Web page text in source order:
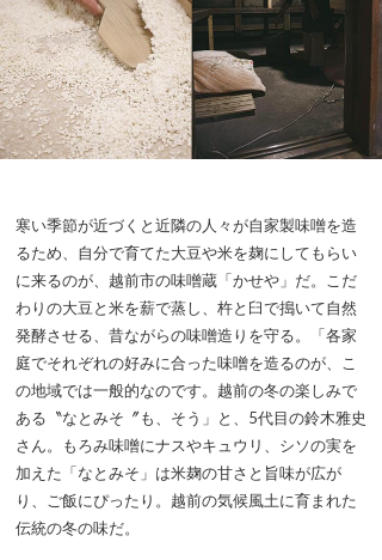
寒い季節が近づくと近隣の人々が自家製味噌を造
るため、自分で育てた大豆や米を麹にしてもらい
に来るのが、越前市の味噌蔵「かせや」だ。こだ
わりの大豆と米を薪で蒸し、杵と臼で搗いて自然
発酵させる、昔ながらの味噌造りを守る。「各家
庭でそれぞれの好みに合った味噌を造るのが、こ
の地域では一般的なのです。越前の冬の楽しみで
ある〝なとみそ〞も、そう」と、5代目の鈴木雅史
さん。もろみ味噌にナスやキュウリ、シソの実を
加えた「なとみそ」は米麹の甘さと旨味が広が
り、ご飯にぴったり。越前の気候風土に育まれた
伝統の冬の味だ。